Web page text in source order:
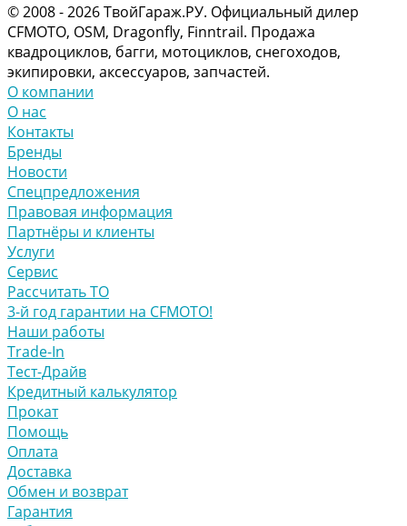
© 2008 - 2026 ТвойГараж.РУ. Официальный дилер
CFMOTO, OSM, Dragonfly, Finntrail. Продажа
квадроциклов, багги, мотоциклов, снегоходов,
экипировки, аксессуаров, запчастей.
О компании
О нас
Контакты
Бренды
Новости
Спецпредложения
Правовая информация
Партнёры и клиенты
Услуги
Сервис
Рассчитать ТО
3-й год гарантии на CFMOTO!
Наши работы
Trade-In
Тест-Драйв
Кредитный калькулятор
Прокат
Помощь
Оплата
Доставка
Обмен и возврат
Гарантия